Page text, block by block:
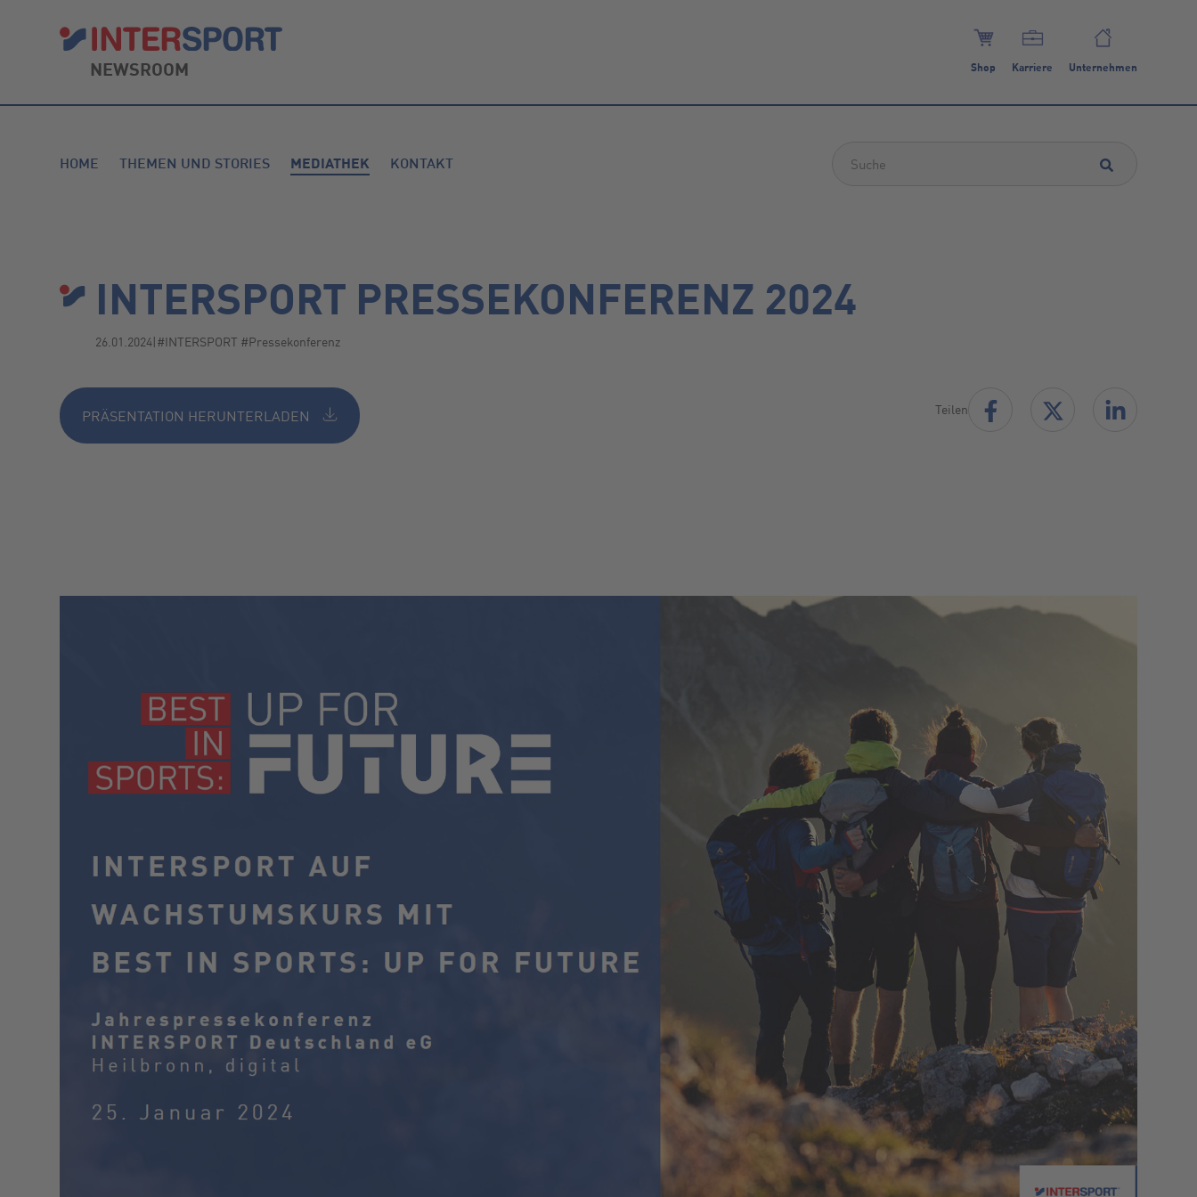
NEWSROOM Shop Karriere Unternehmen
HOME THEMEN UND STORIES MEDIATHEK KONTAKT
INTERSPORT PRESSEKONFERENZ 2024
26.01.2024|#INTERSPORT #Pressekonferenz
PRÄSENTATION HERUNTERLADEN Teilen